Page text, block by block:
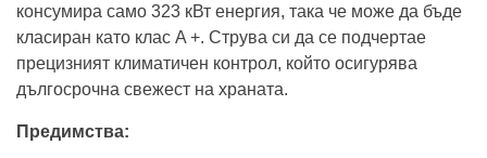
консумира само 323 кВт енергия, така че може да бъде
класиран като клас A +. Струва си да се подчертае
прецизният климатичен контрол, който осигурява
дългосрочна свежест на храната.
Предимства: